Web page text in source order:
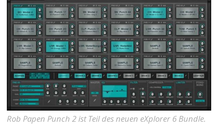
Rob Papen Punch 2 ist Teil des neuen eXplorer 6 Bundle.